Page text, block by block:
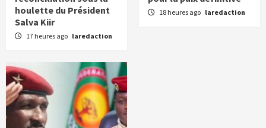
houlette du Président
Salva Kiir
17 heures ago laredaction
18 heures ago laredaction